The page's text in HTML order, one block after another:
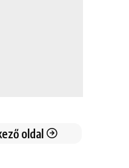
oldal